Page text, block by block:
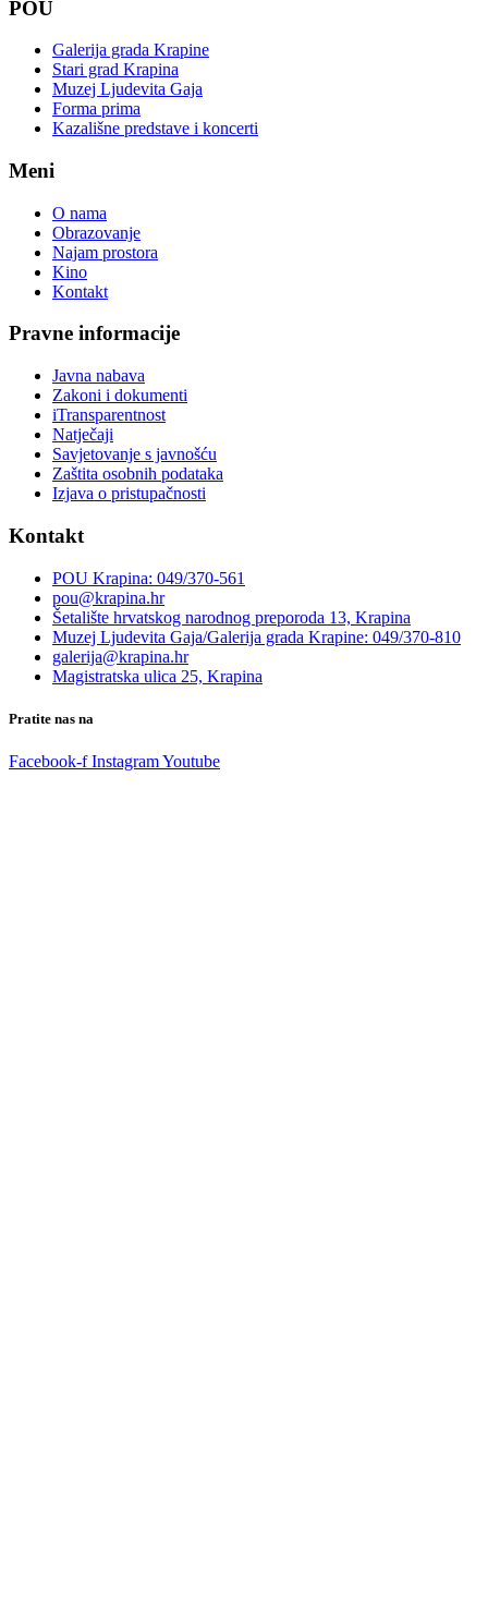
POU
Galerija grada Krapine
Stari grad Krapina
Muzej Ljudevita Gaja
Forma prima
Kazališne predstave i koncerti
Meni
O nama
Obrazovanje
Najam prostora
Kino
Kontakt
Pravne informacije
Javna nabava
Zakoni i dokumenti
iTransparentnost
Natječaji
Savjetovanje s javnošću
Zaštita osobnih podataka
Izjava o pristupačnosti
Kontakt
POU Krapina: 049/370-561
pou@krapina.hr
Šetalište hrvatskog narodnog preporoda 13, Krapina
Muzej Ljudevita Gaja/Galerija grada Krapine: 049/370-810
galerija@krapina.hr
Magistratska ulica 25, Krapina
Pratite nas na
Facebook-f InstagramYoutube